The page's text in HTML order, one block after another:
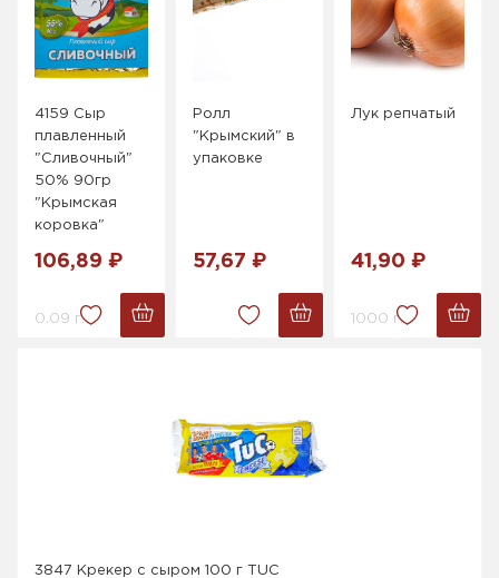
4159 Сыр
плавленный
"Сливочный"
50% 90гр
"Крымская
коровка"
106,89 ₽
0.09 г.
Ролл
"Крымский" в
упаковке
57,67 ₽
Лук репчатый
41,90 ₽
1000 г.
3847 Крекер с сыром 100 г TUC